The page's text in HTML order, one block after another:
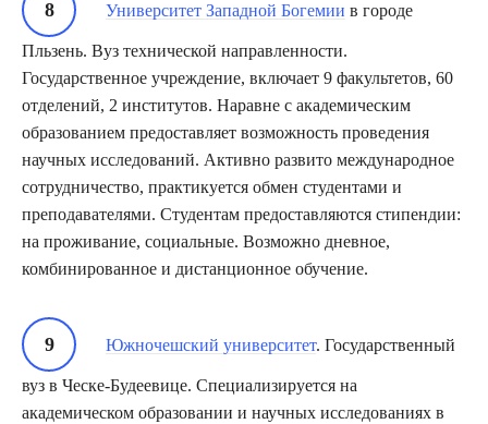
Университет Западной Богемии в городе
Пльзень. Вуз технической направленности.
Государственное учреждение, включает 9 факультетов, 60
отделений, 2 институтов. Наравне с академическим
образованием предоставляет возможность проведения
научных исследований. Активно развито международное
сотрудничество, практикуется обмен студентами и
преподавателями. Студентам предоставляются стипендии:
на проживание, социальные. Возможно дневное,
комбинированное и дистанционное обучение.
Южночешский университет. Государственный
вуз в Ческе-Будеевице. Специализируется на
академическом образовании и научных исследованиях в